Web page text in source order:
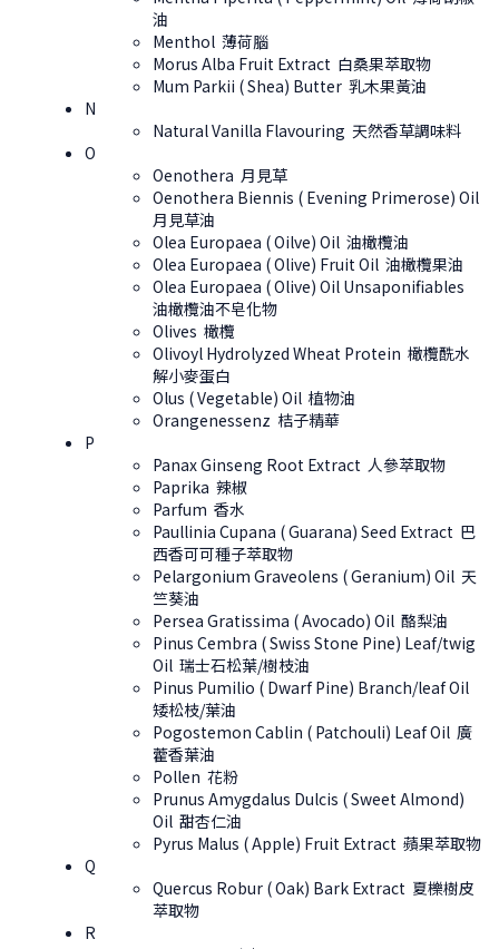
油
Menthol 薄荷腦
Morus Alba Fruit Extract 白桑果萃取物
Mum Parkii ( Shea) Butter 乳木果黃油
N
Natural Vanilla Flavouring 天然香草調味料
O
Oenothera 月見草
Oenothera Biennis ( Evening Primerose) Oil
月見草油
Olea Europaea ( Oilve) Oil 油橄欖油
Olea Europaea ( Olive) Fruit Oil 油橄欖果油
Olea Europaea ( Olive) Oil Unsaponifiables
油橄欖油不皂化物
Olives 橄欖
Olivoyl Hydrolyzed Wheat Protein 橄欖酰水
解小麥蛋白
Olus ( Vegetable) Oil 植物油
Orangenessenz 桔子精華
P
Panax Ginseng Root Extract 人參萃取物
Paprika 辣椒
Parfum 香水
Paullinia Cupana ( Guarana) Seed Extract 巴
西香可可種子萃取物
Pelargonium Graveolens ( Geranium) Oil 天
竺葵油
Persea Gratissima ( Avocado) Oil 酪梨油
Pinus Cembra ( Swiss Stone Pine) Leaf/twig
Oil 瑞士石松葉/樹枝油
Pinus Pumilio ( Dwarf Pine) Branch/leaf Oil
矮松枝/葉油
Pogostemon Cablin ( Patchouli) Leaf Oil 廣
藿香葉油
Pollen 花粉
Prunus Amygdalus Dulcis ( Sweet Almond)
Oil 甜杏仁油
Pyrus Malus ( Apple) Fruit Extract 蘋果萃取物
Q
Quercus Robur ( Oak) Bark Extract 夏櫟樹皮
萃取物
R